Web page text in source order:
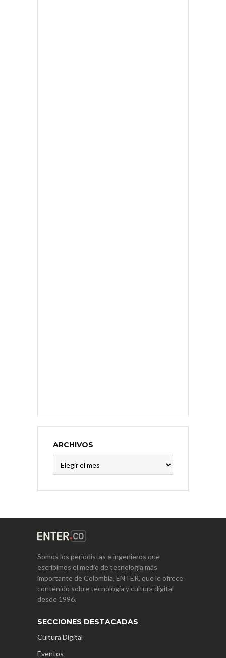
ARCHIVOS
Somos los periodistas e ingenieros que
escribimos el medio de tecnología más
importante de Colombia, ENTER, que le ofrece
contenido sobre tecnología y cultura digital
desde 1996.
SECCIONES DESTACADAS
Cultura Digital
Eventos